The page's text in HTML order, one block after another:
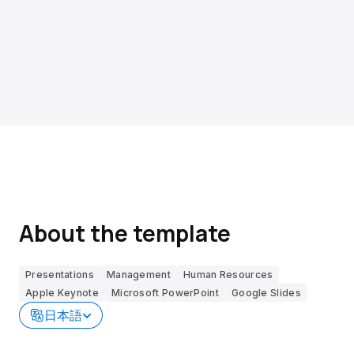
About the template
Presentations Management
Human Resources
Apple Keynote
Microsoft PowerPoint Google Slides
日本語